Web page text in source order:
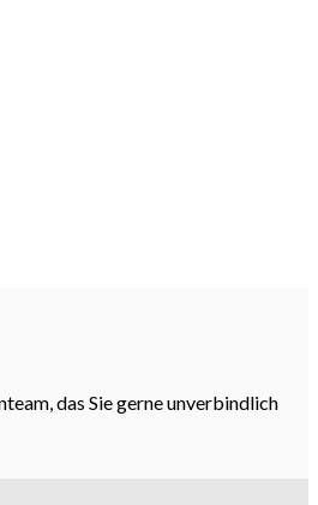
das Sie gerne unverbindlich